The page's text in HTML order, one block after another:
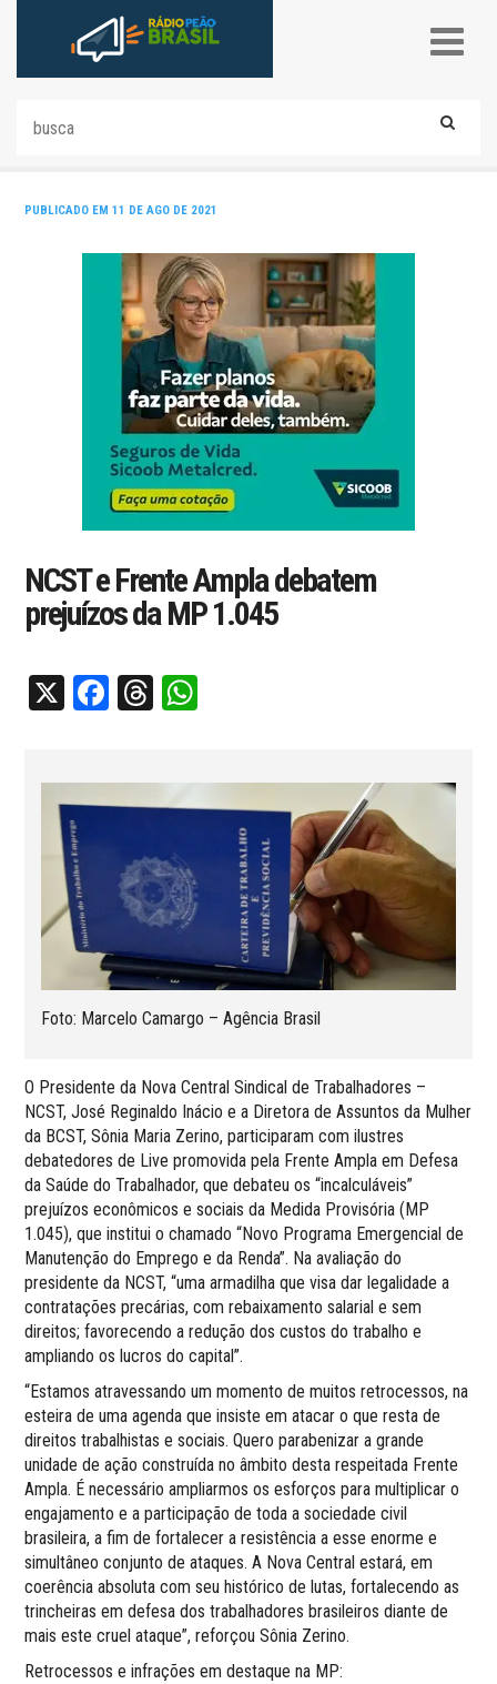
PUBLICADO EM 11 DE AGO DE 2021
NCST e Frente Ampla debatem
prejuízos da MP 1.045
X Facebook
Threads
Foto: Marcelo Camargo – Agência Brasil
O Presidente da Nova Central Sindical de Trabalhadores –
NCST, José Reginaldo Inácio e a Diretora de Assuntos da Mulher
da BCST, Sônia Maria Zerino, participaram com ilustres
debatedores de Live promovida pela Frente Ampla em Defesa
da Saúde do Trabalhador, que debateu os “incalculáveis”
prejuízos econômicos e sociais da Medida Provisória (MP
1.045), que institui o chamado “Novo Programa Emergencial de
Manutenção do Emprego e da Renda”. Na avaliação do
presidente da NCST, “uma armadilha que visa dar legalidade a
contratações precárias, com rebaixamento salarial e sem
direitos; favorecendo a redução dos custos do trabalho e
ampliando os lucros do capital”.
“Estamos atravessando um momento de muitos retrocessos, na
esteira de uma agenda que insiste em atacar o que resta de
direitos trabalhistas e sociais. Quero parabenizar a grande
unidade de ação construída no âmbito desta respeitada Frente
Ampla. É necessário ampliarmos os esforços para multiplicar o
engajamento e a participação de toda a sociedade civil
brasileira, a fim de fortalecer a resistência a esse enorme e
simultâneo conjunto de ataques. A Nova Central estará, em
coerência absoluta com seu histórico de lutas, fortalecendo as
trincheiras em defesa dos trabalhadores brasileiros diante de
mais este cruel ataque”, reforçou Sônia Zerino.
Retrocessos e infrações em destaque na MP: